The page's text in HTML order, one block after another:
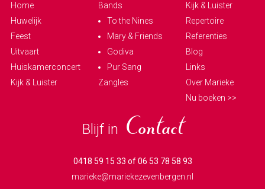
Home
Huwelijk
Feest
Uitvaart
Huiskamerconcert
Kijk & Luister
Bands
To the Nines
Mary & Friends
Godiva
Pur Sang
Zangles
Kijk & Luister
Repertoire
Referenties
Blog
Links
Over Marieke
Nu boeken >>
Blijf in Contact
0418 59 15 33 of 06 53 78 58 93
marieke@mariekezevenbergen.nl